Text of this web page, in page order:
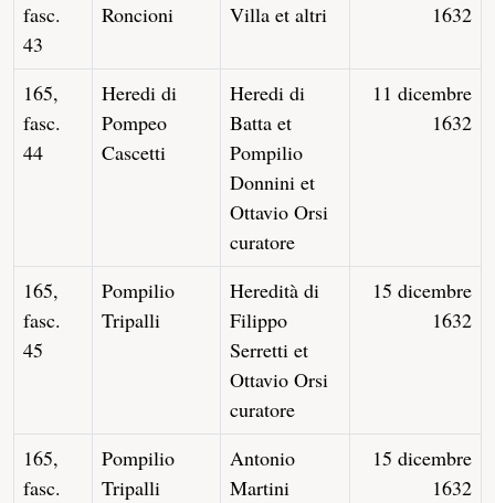
fasc.
43
Roncioni
Villa et altri
1632
165,
fasc.
44
Heredi di
Pompeo
Cascetti
Heredi di
Batta et
Pompilio
Donnini et
Ottavio Orsi
curatore
11 dicembre
1632
165,
fasc.
45
Pompilio
Tripalli
Heredità di
Filippo
Serretti et
Ottavio Orsi
curatore
15 dicembre
1632
165,
fasc.
Pompilio
Tripalli
Antonio
Martini
15 dicembre
1632